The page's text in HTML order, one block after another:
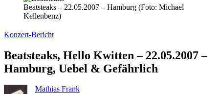
Beatsteaks – 22.05.2007 – Hamburg (Foto: Michael
Kellenbenz)
Konzert-Bericht
Beatsteaks, Hello Kwitten – 22.05.2007 –
Hamburg, Uebel & Gefährlich
Mathias Frank